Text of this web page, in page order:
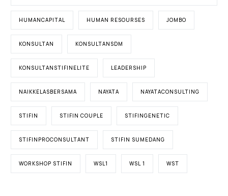
HUMANCAPITAL HUMAN RESOURSES JOMBO
KONSULTAN KONSULTANSDM
KONSULTANSTIFINELITE LEADERSHIP
NAIKKELASBERSAMA NAYATA NAYATACONSULTING
STIFIN STIFIN COUPLE STIFINGENETIC
STIFINPROCONSULTANT STIFIN SUMEDANG
WORKSHOP STIFIN WSL1 WSL 1 WST